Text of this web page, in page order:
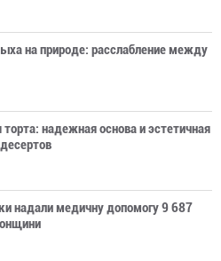
на природе: расслабление между
надежная основа и эстетичная
надали медичну допомогу 9 687